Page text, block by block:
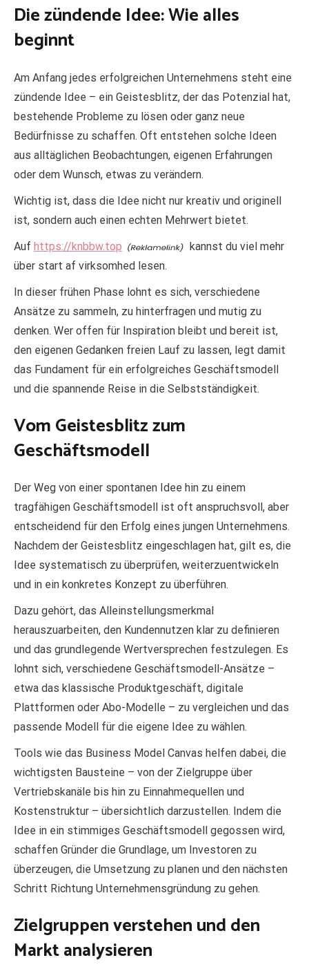
Die zündende Idee: Wie alles
beginnt
Am Anfang jedes erfolgreichen Unternehmens steht eine
zündende Idee – ein Geistesblitz, der das Potenzial hat,
bestehende Probleme zu lösen oder ganz neue
Bedürfnisse zu schaffen. Oft entstehen solche Ideen
aus alltäglichen Beobachtungen, eigenen Erfahrungen
oder dem Wunsch, etwas zu verändern.
Wichtig ist, dass die Idee nicht nur kreativ und originell
ist, sondern auch einen echten Mehrwert bietet.
Auf https://knbbw.top
kannst du viel mehr
über start af virksomhed lesen.
In dieser frühen Phase lohnt es sich, verschiedene
Ansätze zu sammeln, zu hinterfragen und mutig zu
denken. Wer offen für Inspiration bleibt und bereit ist,
den eigenen Gedanken freien Lauf zu lassen, legt damit
das Fundament für ein erfolgreiches Geschäftsmodell
und die spannende Reise in die Selbstständigkeit.
Vom Geistesblitz zum
Geschäftsmodell
Der Weg von einer spontanen Idee hin zu einem
tragfähigen Geschäftsmodell ist oft anspruchsvoll, aber
entscheidend für den Erfolg eines jungen Unternehmens.
Nachdem der Geistesblitz eingeschlagen hat, gilt es, die
Idee systematisch zu überprüfen, weiterzuentwickeln
und in ein konkretes Konzept zu überführen.
Dazu gehört, das Alleinstellungsmerkmal
herauszuarbeiten, den Kundennutzen klar zu definieren
und das grundlegende Wertversprechen festzulegen. Es
lohnt sich, verschiedene Geschäftsmodell-Ansätze –
etwa das klassische Produktgeschäft, digitale
Plattformen oder Abo-Modelle – zu vergleichen und das
passende Modell für die eigene Idee zu wählen.
Tools wie das Business Model Canvas helfen dabei, die
wichtigsten Bausteine – von der Zielgruppe über
Vertriebskanäle bis hin zu Einnahmequellen und
Kostenstruktur – übersichtlich darzustellen. Indem die
Idee in ein stimmiges Geschäftsmodell gegossen wird,
schaffen Gründer die Grundlage, um Investoren zu
überzeugen, die Umsetzung zu planen und den nächsten
Schritt Richtung Unternehmensgründung zu gehen.
Zielgruppen verstehen und den
Markt analysieren